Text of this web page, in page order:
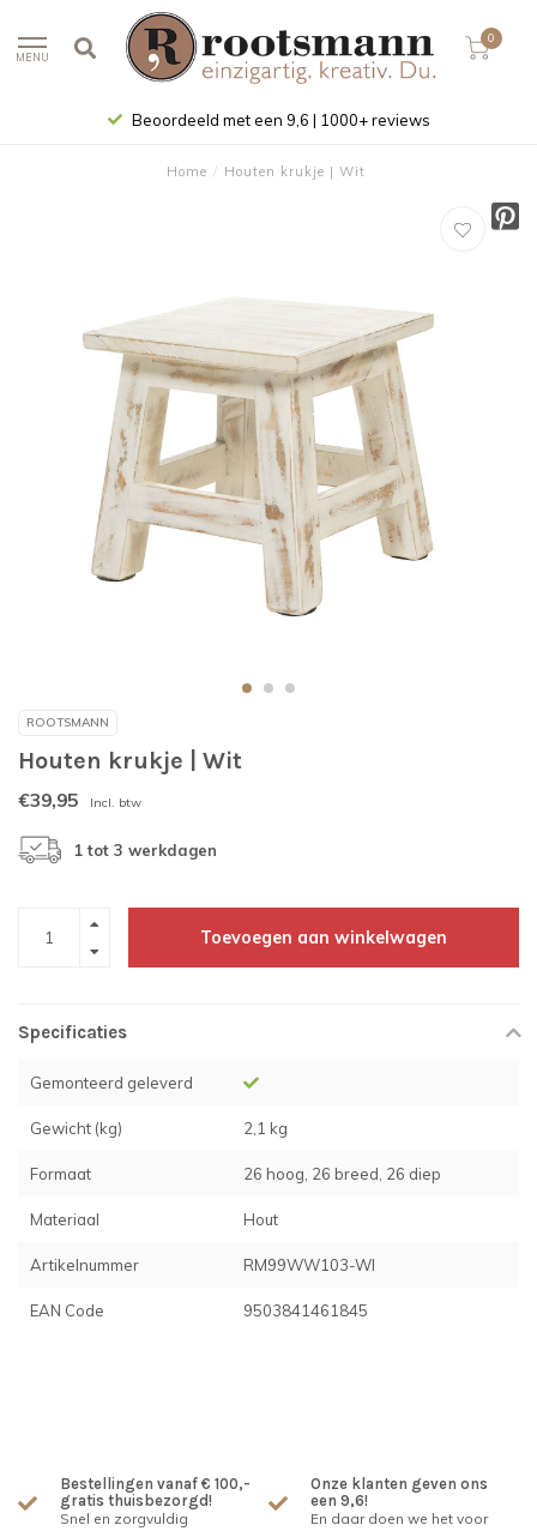
MENU
0
Beoordeeld met een 9,6 | 1000+ reviews
Home / Houten krukje | Wit
ROOTSMANN
Houten krukje | Wit
€39,95 Incl. btw
1 tot 3 werkdagen
Toevoegen aan winkelwagen
Specificaties
Gemonteerd geleverd
Gewicht (kg) 2,1 kg
Formaat 26 hoog, 26 breed, 26 diep
Materiaal Hout
Artikelnummer RM99WW103-WI
EAN Code 9503841461845
Bestellingen vanaf € 100,-
gratis thuisbezorgd!
Snel en zorgvuldig
Onze klanten geven ons
een 9,6!
En daar doen we het voor